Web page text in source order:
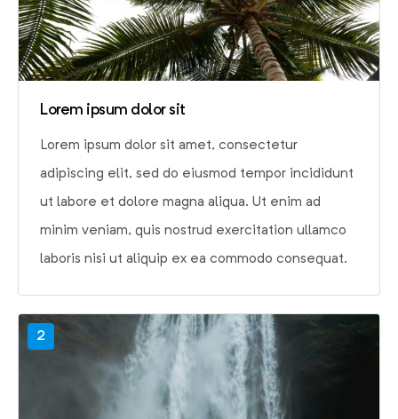
Lorem ipsum dolor sit
Lorem ipsum dolor sit amet, consectetur
adipiscing elit, sed do eiusmod tempor incididunt
ut labore et dolore magna aliqua. Ut enim ad
minim veniam, quis nostrud exercitation ullamco
laboris nisi ut aliquip ex ea commodo consequat.
2